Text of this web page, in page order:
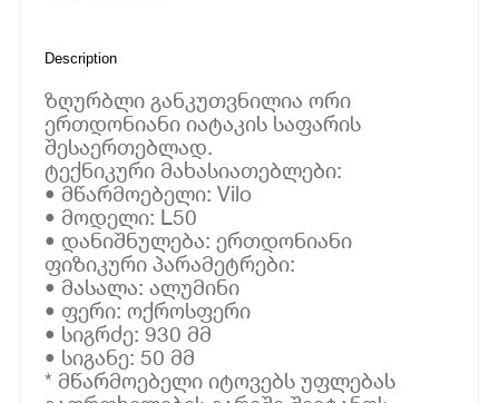
Description
ზღურბლი განკუთვნილია ორი
ერთდონიანი იატაკის საფარის
შესაერთებლად.
ტექნიკური მახასიათებლები:
• მწარმოებელი: Vilo
• მოდელი: L50
• დანიშნულება: ერთდონიანი
ფიზიკური პარამეტრები:
• მასალა: ალუმინი
• ფერი: ოქროსფერი
• სიგრძე: 930 მმ
• სიგანე: 50 მმ
* მწარმოებელი იტოვებს უფლებას